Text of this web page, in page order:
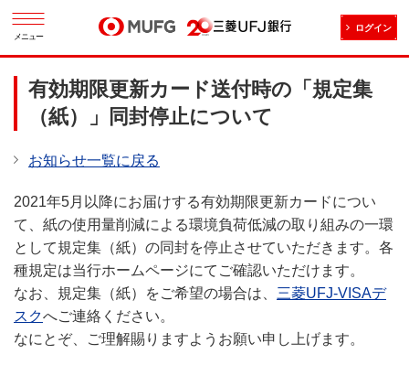
メニュー
ログイン
有効期限更新カード送付時の「規定集
（紙）」同封停止について
お知らせ一覧に戻る
2021年5月以降にお届けする有効期限更新カードについ
て、紙の使用量削減による環境負荷低減の取り組みの一環
として規定集（紙）の同封を停止させていただきます。各
種規定は当行ホームページにてご確認いただけます。
なお、規定集（紙）をご希望の場合は、 三菱UFJ-VISAデ
スクへご連絡ください。
なにとぞ、ご理解賜りますようお願い申し上げます。